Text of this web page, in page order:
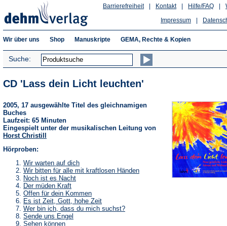
Hilfe/FAQ
Kontakt
Barrierefreiheit
Impressum
Wir über uns Shop Manuskripte GEMA, Rechte & Kopien
Suche:
CD 'Lass dein Licht leuchten'
2005, 17 ausgewählte Titel des gleichnamigen
Buches
Laufzeit: 65 Minuten
Eingespielt unter der musikalischen Leitung von
Horst Christill
Hörproben:
Wir warten auf dich(Öffnet
in
Tab)
Wir bitten für alle mit kraftlosen Händen(Öffnet
Noch ist es Nacht(Öffnet
einem
neuen
Tab)
Der müden Kraft(Öffnet
in
einem
neuen
Tab)
Offen für dein Kommen(Öffnet
in
einem
neuen
Es ist Zeit, Gott, hohe Zeit(Öffnet
in
Wer bin ich, dass du mich suchst?(Öffnet
Sende uns Engel
Sehen können(Öffnet